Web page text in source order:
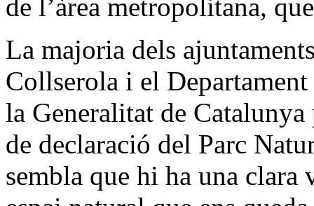
de l’àrea metropolitana,
La majoria dels
Collserola i el
la Generalitat de
de declaració del Parc
sembla que hi ha una